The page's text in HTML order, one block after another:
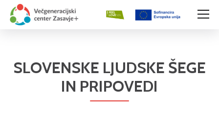
SLOVENSKE LJUDSKE ŠEGE
IN PRIPOVEDI